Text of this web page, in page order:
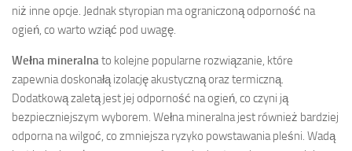
niż inne opcje. Jednak styropian ma ograniczoną odporność na
ogień, co warto wziąć pod uwagę.
Wełna mineralnato kolejne popularne rozwiązanie, które
zapewnia doskonałą izolację akustyczną oraz termiczną.
Dodatkową zaletą jest jej odporność na ogień, co czyni ją
bezpieczniejszym wyborem. Wełna mineralna jest również bardziej
odporna na wilgoć, co zmniejsza ryzyko powstawania pleśni. Wadą